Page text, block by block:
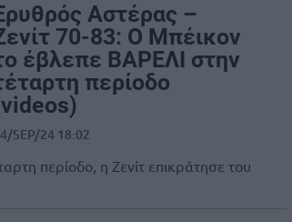
Αστέρας –
70-83: Ο Μπέικον
έβλεπε ΒΑΡΕΛΙ στην
περίοδο
SEP/24 18:02
περίοδο, η Ζενίτ επικράτησε του